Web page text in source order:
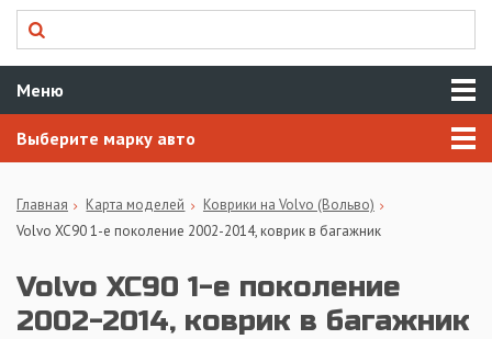
Меню
Выберите марку авто
Главная Карта моделей
Коврики на Volvo (Вольво)
Volvo XC90 1-е поколение 2002-2014, коврик в багажник
Volvo XC90 1-е поколение
2002-2014, коврик в багажник